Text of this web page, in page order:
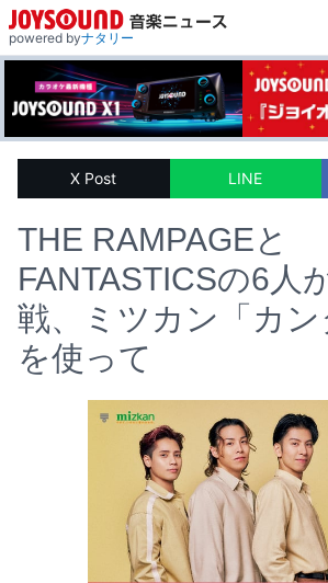
powered byナタリー
X Post LINE
THE RAMPAGEと
FANTASTICSの6人
戦、ミツカン「カン
を使って